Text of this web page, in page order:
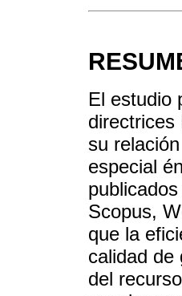
El estudio
directrices
su
especial
Scopus,
que la
calidad de
del